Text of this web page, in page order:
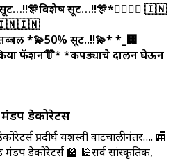
सूट…!!🎊*🏃‍♀️🏃‍♂️ 🇮🇳
तब्बल *💫50% सूट..!!💫**_🏢
फॅशन👘**कपड्याचे दालन घेऊन
डेकोरेटर्स
प्रदीर्घ यशस्वी वाटचालीनंतर…. 🏬
डेकोरेटर्स 🏫 🕌सर्व सांस्कृतिक,